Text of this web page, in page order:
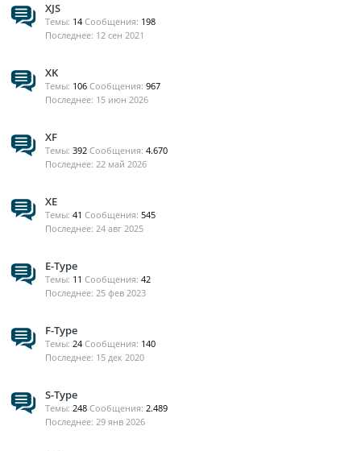
XJS
Темы: 14 Сообщения: 198
12 сен 2021
XK
Темы: 106 Сообщения: 967
15 июн 2026
XF
Темы: 392 Сообщения: 4.670
22 май 2026
XE
Темы: 41 Сообщения: 545
24 авг 2025
E-Type
Темы: 11 Сообщения: 42
25 фев 2023
F-Type
Темы: 24 Сообщения: 140
15 дек 2020
S-Type
Темы: 248 Сообщения: 2.489
29 янв 2026